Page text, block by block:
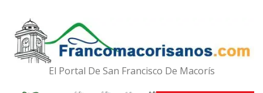
El Portal De San Francisco De Macorís